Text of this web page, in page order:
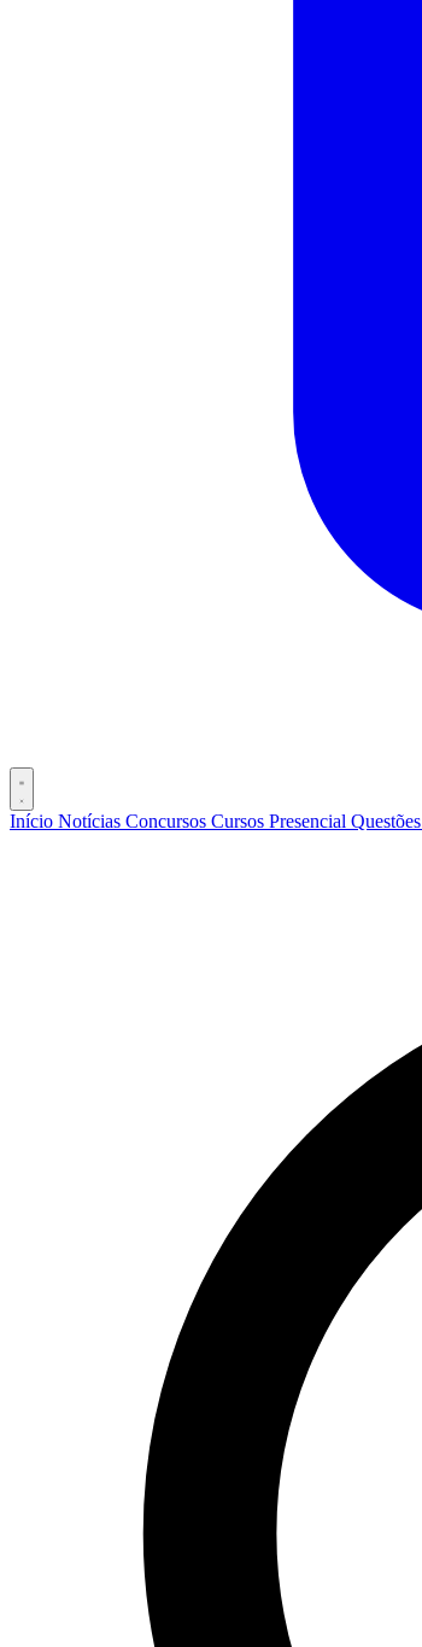
Início Notícias Concursos Cursos Presencial Questões